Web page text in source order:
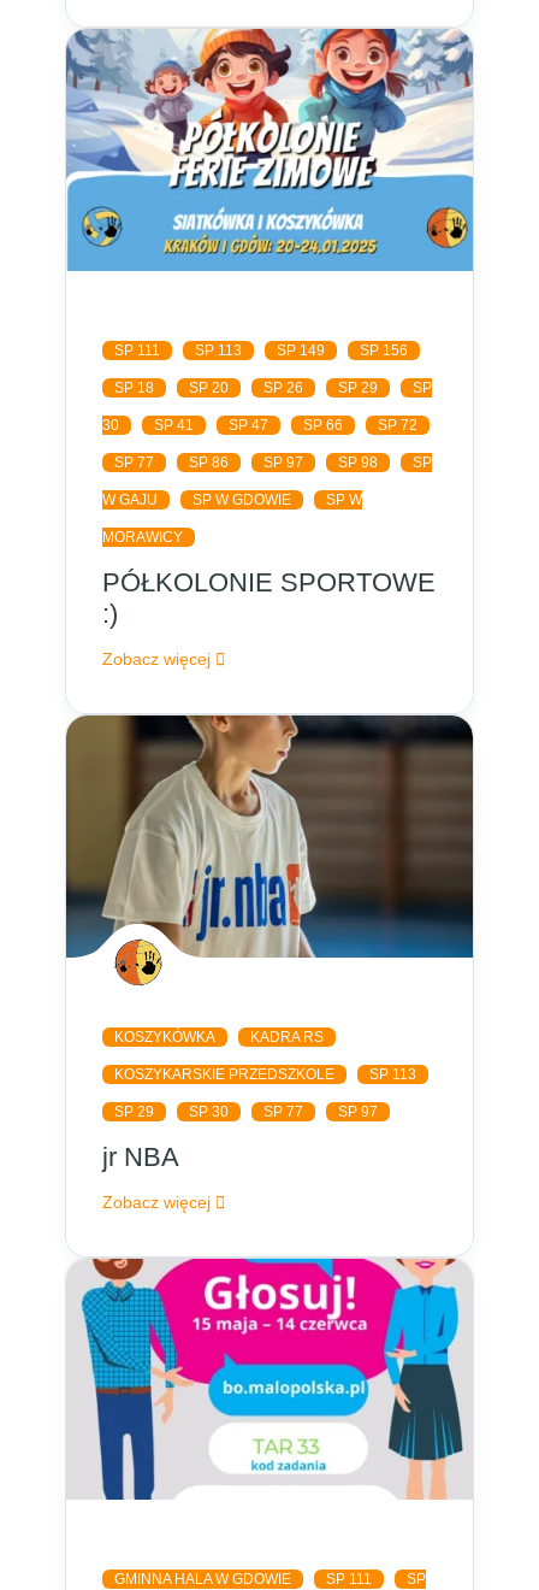
SP 111 SP 113 SP 149 SP 156
SP 18 SP 20 SP 26 SP 29 SP
30 SP 41 SP 47 SP 66 SP 72
SP 77 SP 86 SP 97 SP 98 SP
W GAJU SP W GDOWIE SP W
MORAWICY
PÓŁKOLONIE SPORTOWE
:)
Zobacz więcej
KOSZYKÓWKA KADRA RS
KOSZYKARSKIE PRZEDSZKOLE SP 113
SP 29 SP 30 SP 77 SP 97
jr NBA
Zobacz więcej
GMINNA HALA W GDOWIE SP 111 SP